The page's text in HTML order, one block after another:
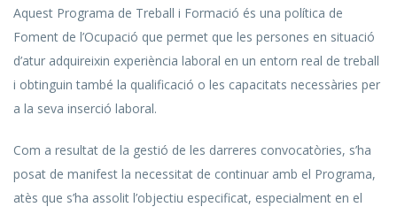
Aquest Programa de Treball i Formació és una política de
Foment de l’Ocupació que permet que les persones en situació
d’atur adquireixin experiència laboral en un entorn real de treball
i obtinguin també la qualificació o les capacitats necessàries per
a la seva inserció laboral.
Com a resultat de la gestió de les darreres convocatòries, s’ha
posat de manifest la necessitat de continuar amb el Programa,
atès que s’ha assolit l’objectiu especificat, especialment en el